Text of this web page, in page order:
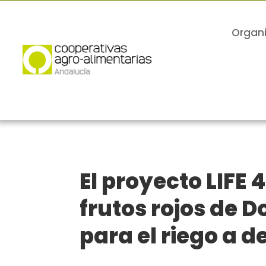
El proyecto
frutos rojos de
para el riego a